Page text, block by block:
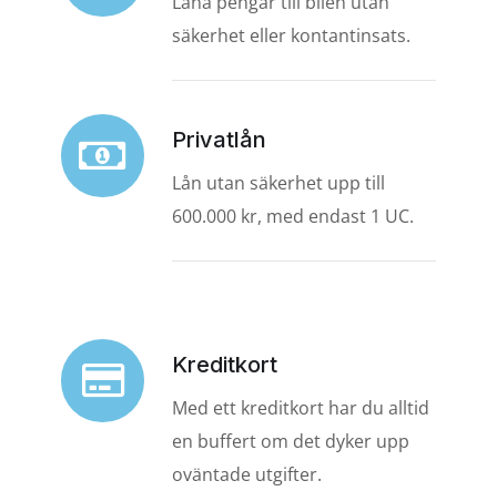
säkerhet eller kontantinsats.
Privatlån
Lån utan säkerhet upp till
600.000 kr, med endast 1 UC.
Kreditkort
Med ett kreditkort har du alltid
en buffert om det dyker upp
oväntade utgifter.